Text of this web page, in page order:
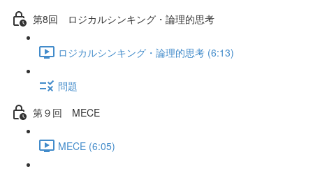
第8回 ロジカルシンキング・論理的思考
ロジカルシンキング・論理的思考 (6:13)
問題
第９回 MECE
MECE (6:05)